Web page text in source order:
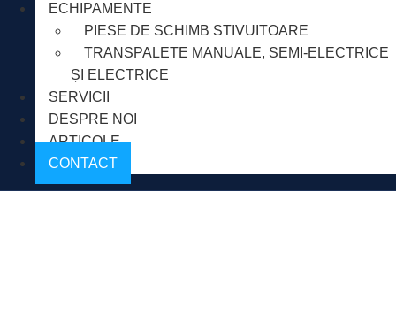
ECHIPAMENTE
PIESE DE SCHIMB STIVUITOARE
TRANSPALETE MANUALE, SEMI-ELECTRICE
ȘI ELECTRICE
SERVICII
DESPRE NOI
ARTICOLE
CONTACT